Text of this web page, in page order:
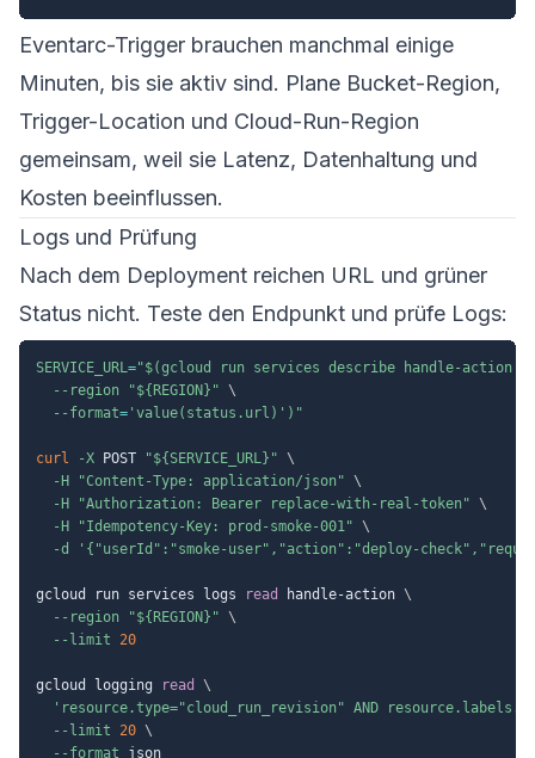
Eventarc-Trigger brauchen manchmal einige
Minuten, bis sie aktiv sind. Plane Bucket-Region,
Trigger-Location und Cloud-Run-Region
gemeinsam, weil sie Latenz, Datenhaltung und
Kosten beeinflussen.
Logs und Prüfung
Nach dem Deployment reichen URL und grüner
Status nicht. Teste den Endpunkt und prüfe Logs:
SERVICE_URL="$(gcloud run services describe handle-action
--region
"${REGION} " \
--format= 'value(status.url)' ) "
curl -X POST "${SERVICE_URL} " \
-H
"Content-Type: application/json" \
-H
"Authorization: Bearer replace-with-real-token" \
-H
"Idempotency-Key: prod-smoke-001" \
-d
'{"userId":"smoke-user","action":"deploy-
gcloud run services logs read handle-action \
--region
"${REGION} " \
--limit
20
gcloud logging read
\
'resource.type="cloud_run_revision" AND
--limit
20 \
--format